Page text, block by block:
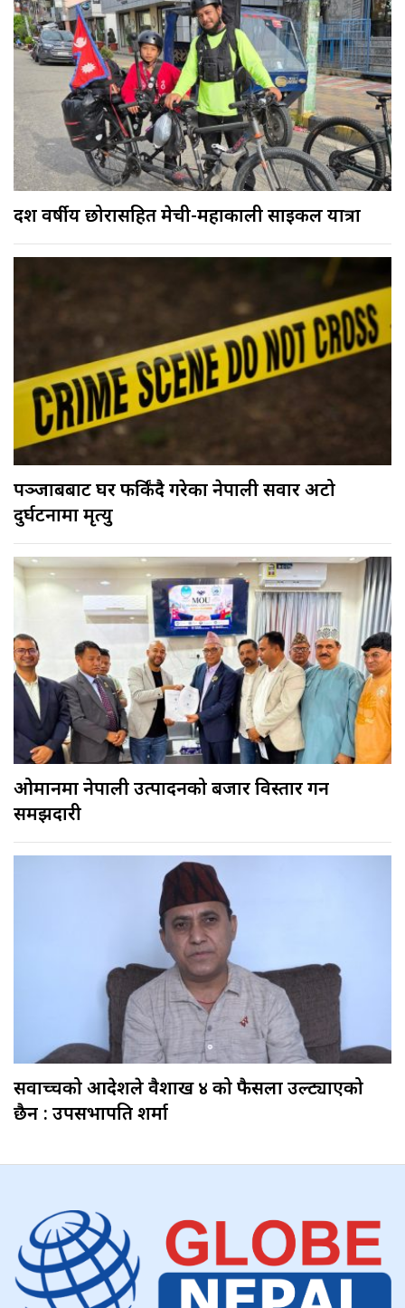
दश वर्षीय छोरासहित मेची-महाकाली साइकल यात्रा
पञ्जाबबाट घर फर्किंदै गरेका नेपाली सवार अटो
दुर्घटनामा मृत्यु
ओमानमा नेपाली उत्पादनको बजार विस्तार गर्ने
समझदारी
सर्वोच्चको आदेशले वैशाख ४ को फैसला उल्ट्याएको
छैन : उपसभापति शर्मा